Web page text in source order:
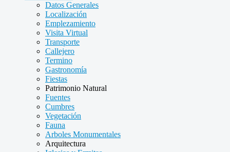
Datos Generales
Localización
Emplezamiento
Visita Virtual
Transporte
Callejero
Termino
Gastronomía
Fiestas
Patrimonio Natural
Fuentes
Cumbres
Vegetación
Fauna
Arboles Monumentales
Arquitectura